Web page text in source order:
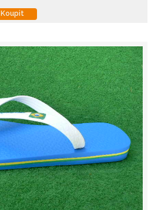
Koupit